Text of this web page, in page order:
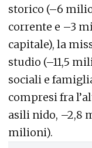
storico (–6
corrente e –3
capitale), la
studio (–11,5
sociali e
compresi fra
asili nido, –2,8
milioni).